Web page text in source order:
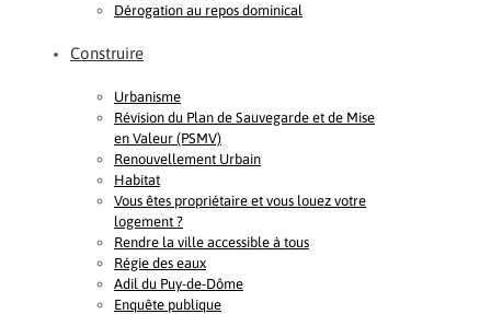
Dérogation au repos dominical
Construire
Urbanisme
Révision du Plan de Sauvegarde et de Mise
en Valeur (PSMV)
Renouvellement Urbain
Habitat
Vous êtes propriétaire et vous louez votre
logement ?
Rendre la ville accessible à tous
Régie des eaux
Adil du Puy-de-Dôme
Enquête publique